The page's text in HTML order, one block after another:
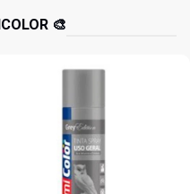
🎨